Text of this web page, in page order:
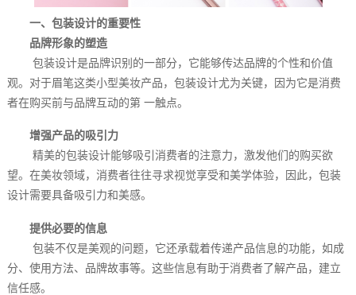
一、包装设计的重要性
品牌形象的塑造
包装设计是品牌识别的一部分，它能够传达品牌的个性和价值
观。对于眉笔这类小型美妆产品，包装设计尤为关键，因为它是消费
者在购买前与品牌互动的第 一触点。
增强产品的吸引力
精美的包装设计能够吸引消费者的注意力，激发他们的购买欲
望。在美妆领域，消费者往往寻求视觉享受和美学体验，因此，包装
设计需要具备吸引力和美感。
提供必要的信息
包装不仅是美观的问题，它还承载着传递产品信息的功能，如成
分、使用方法、品牌故事等。这些信息有助于消费者了解产品，建立
信任感。